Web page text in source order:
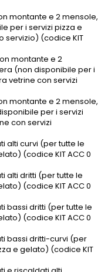
montante e 2 mensole,
per i servizi pizza e
servizio) (codice KIT
montante e 2
(non disponibile per i
vetrine con servizi
montante e 2 mensole,
per i servizi
con servizi
alti curvi (per tutte le
(codice KIT ACC 0
alti dritti (per tutte le
(codice KIT ACC 0
bassi dritti (per tutte le
(codice KIT ACC 0
bassi dritti-curvi (per
e gelato) (codice KIT